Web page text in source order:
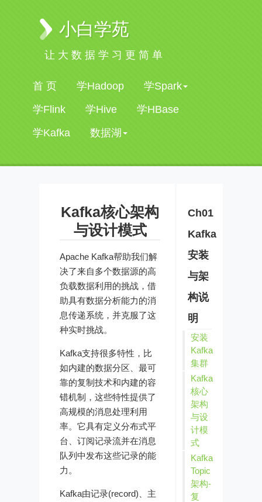
小白学苑
让大数据学习更简单
首 页 学Hadoop
学Spark
学Flink
学Hive
学HBase
学Kafka
数据湖
Kafka核心架构
与设计模式
Apache Kafka帮助我们解
决了来自多个数据源的高
负载数据利用的挑战，借
助具有数据分析能力的消
息传递系统，并克服了这
种实时挑战。
Kafka支持很多特性，比
如内建的数据分区、最可
靠的复制技术和内建的容
错机制，这些特性提供了
高规模的消息处理利用
率。它具有定义分布式平
台、订阅记录流并在消息
队列中发布这些记录的能
力。
Kafka由记录(record)、主
Ch01
Kafka
安装
与架
构说
明
安装
Kafka
集群
Kafka
核心
架构
与设
计模
式
Kafka
Topic
架构-
复